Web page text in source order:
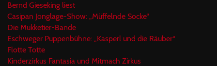
Bernd Gieseking liest
Casipan Jonglage-Show: „Müffelnde Socke“
Die Mukketier-Bande
Eschweger Puppenbühne: „Kasperl und die Räuber“
Flotte Totte
Kinderzirkus Fantasia und Mitmach Zirkus